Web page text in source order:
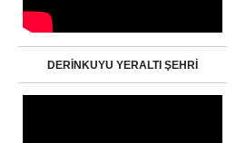
DERİNKUYU YERALTI ŞEHRİ